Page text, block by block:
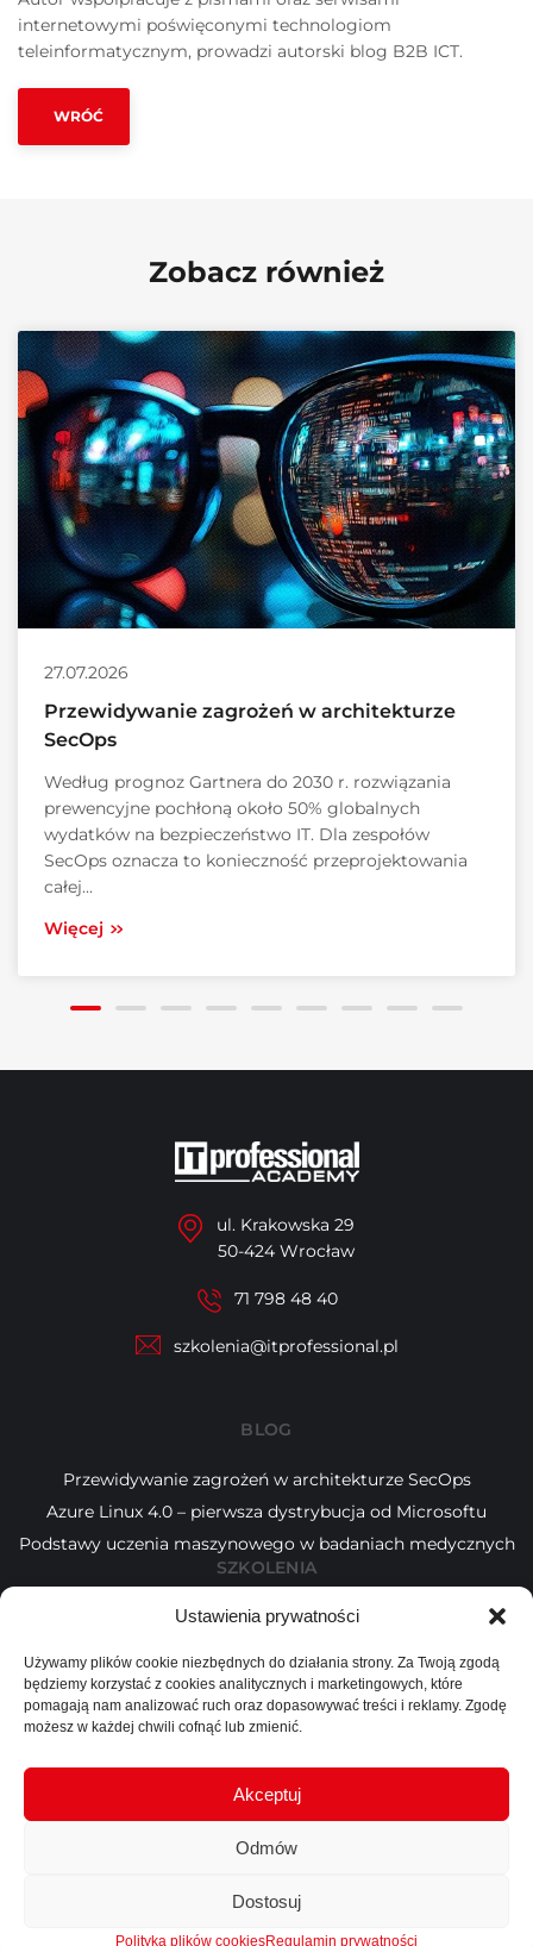
Ustawienia prywatności
Używamy plików cookie niezbędnych do działania strony. Za Twoją zgodą
będziemy korzystać z cookies analitycznych i marketingowych, które
pomagają nam analizować ruch oraz dopasowywać treści i reklamy. Zgodę
możesz w każdej chwili cofnąć lub zmienić.
Akceptuj
Odmów
Dostosuj
Polityka plików cookiesRegulamin prywatności
internetowymi poświęconymi technologiom
teleinformatycznym, prowadzi autorski blog B2B ICT.
WRÓĆ
Zobacz również
27.07.2026
Przewidywanie zagrożeń w architekturze
SecOps
Według prognoz Gartnera do 2030 r. rozwiązania
prewencyjne pochłoną około 50% globalnych
wydatków na bezpieczeństwo IT. Dla zespołów
SecOps oznacza to konieczność przeprojektowania
całej...
Więcej
ul. Krakowska 29
50-424 Wrocław
71 798 48 40
szkolenia@itprofessional.pl
BLOG
Przewidywanie zagrożeń w architekturze SecOps
Azure Linux 4.0 – pierwsza dystrybucja od Microsoftu
Podstawy uczenia maszynowego w badaniach medycznych
SZKOLENIA
Kalendarz
Wykładowcy
INFORMACJE
O nas
Kontakt
Copyright © 2024 Presscom. All rights reserved